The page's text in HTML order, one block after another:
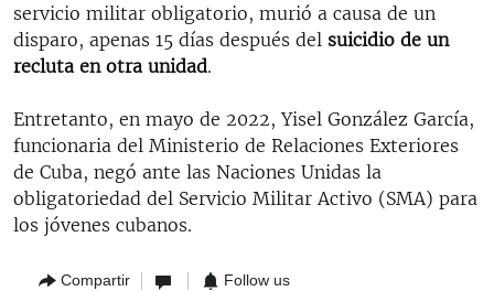
servicio militar obligatorio, murió a causa de un
disparo, apenas 15 días después del suicidio de un
recluta en otra unidad.
Entretanto, en mayo de 2022, Yisel González García,
funcionaria del Ministerio de Relaciones Exteriores
de Cuba, negó ante las Naciones Unidas la
obligatoriedad del Servicio Militar Activo (SMA) para
los jóvenes cubanos.
Compartir Follow us